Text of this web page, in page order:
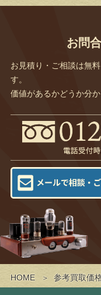
HOME 参考買取価
お問
お見積り・ご相談は無
す。
価値があるかどうか分